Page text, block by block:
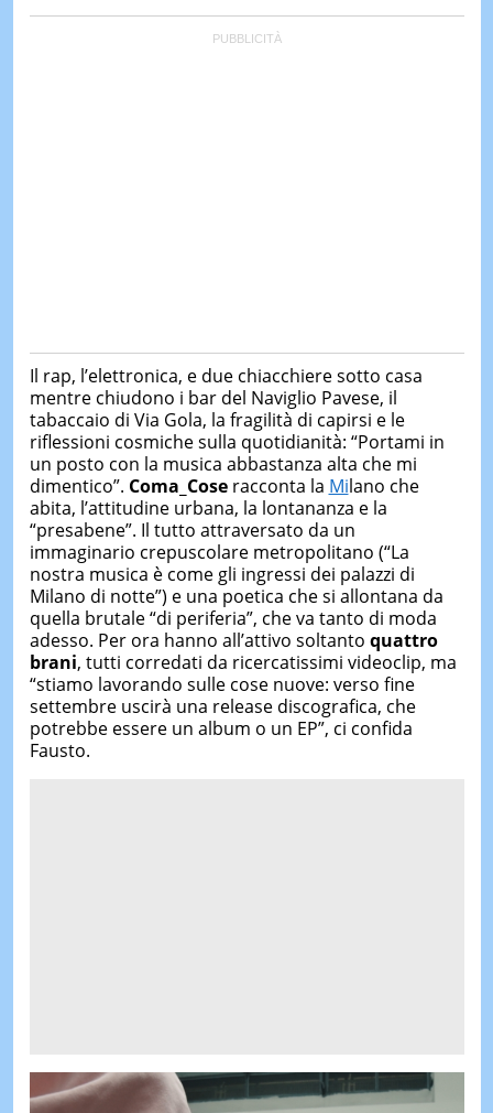
Il rap, l’elettronica, e due chiacchiere sotto casa
mentre chiudono i bar del Naviglio Pavese, il
tabaccaio di Via Gola, la fragilità di capirsi e le
riflessioni cosmiche sulla quotidianità: “Portami in
un posto con la musica abbastanza alta che mi
dimentico”. Coma_Coseracconta la Milano che
abita, l’attitudine urbana, la lontananza e la
“presabene”. Il tutto attraversato da un
immaginario crepuscolare metropolitano (“La
nostra musica è come gli ingressi dei palazzi di
Milano di notte”) e una poetica che si allontana da
quella brutale “di periferia”, che va tanto di moda
adesso. Per ora hanno all’attivo soltanto quattro
brani, tutti corredati da ricercatissimi videoclip, ma
“stiamo lavorando sulle cose nuove: verso fine
settembre uscirà una release discografica, che
potrebbe essere un album o un EP”, ci confida
Fausto.